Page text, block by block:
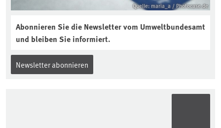
Quelle: maria_a / Photocase.de
Abonnieren Sie die Newsletter vom Umweltbundesamt
und bleiben Sie informiert.
Newsletter abonnieren